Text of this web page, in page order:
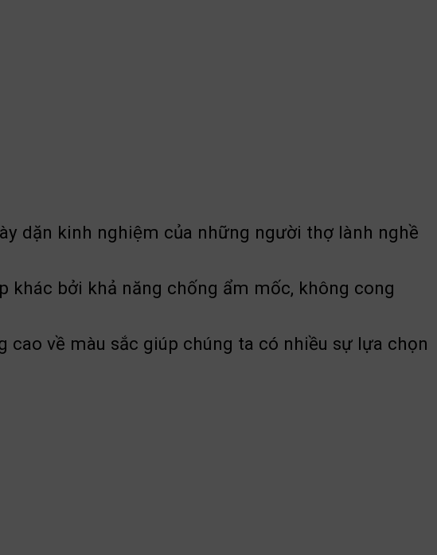
dặn kinh nghiệm của những người thợ lành nghề
khác bởi khả năng chống ẩm mốc, không cong
về màu sắc giúp chúng ta có nhiều sự lựa chọn